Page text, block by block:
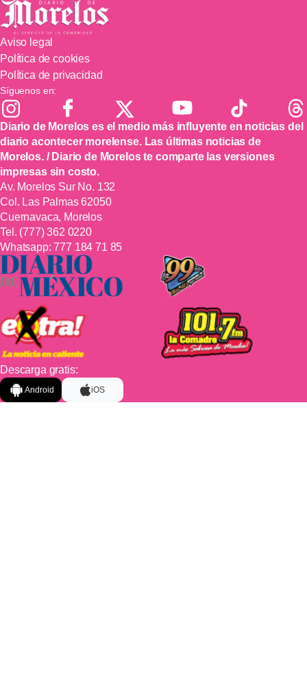
Aviso legal
Política de cookies
Política de privacidad
Síguenos en:
Diario de Morelos es el medio más influyente en noticias del
diario acontecer morelense. Las últimas noticias de
Morelos. / Diario de Morelos te comparte las versiones
impresas sin costo.
Av. Morelos Sur No. 132
Col. Las Palmas 62050
Cuernavaca, Morelos
Tel. (777) 362 0220
Whatsapp:777 184 71 85
Descarga gratis:
Android iOS